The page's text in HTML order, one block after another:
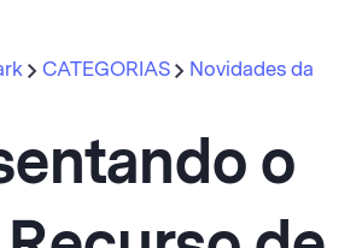
CATEGORIAS
Novidades da
o